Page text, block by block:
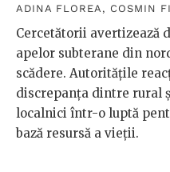
ADINA FLOREA , COSMIN
Cercetătorii avertizează
apelor subterane din
scădere. Autoritățile
discrepanța dintre rural
localnici într-o luptă
bază resursă a vieții.